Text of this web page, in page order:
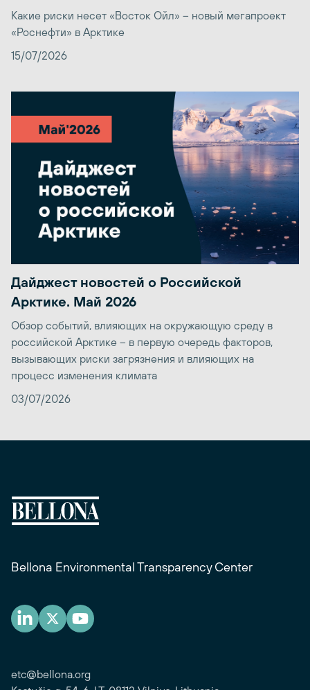
Какие риски несет «Восток Ойл» – новый мегапроект
«Роснефти» в Арктике
15/07/2026
Дайджест новостей о Российской
Арктике. Май 2026
Обзор событий, влияющих на окружающую среду в
российской Арктике – в первую очередь факторов,
вызывающих риски загрязнения и влияющих на
процесс изменения климата
03/07/2026
Bellona Environmental Transparency Center
etc@bellona.org